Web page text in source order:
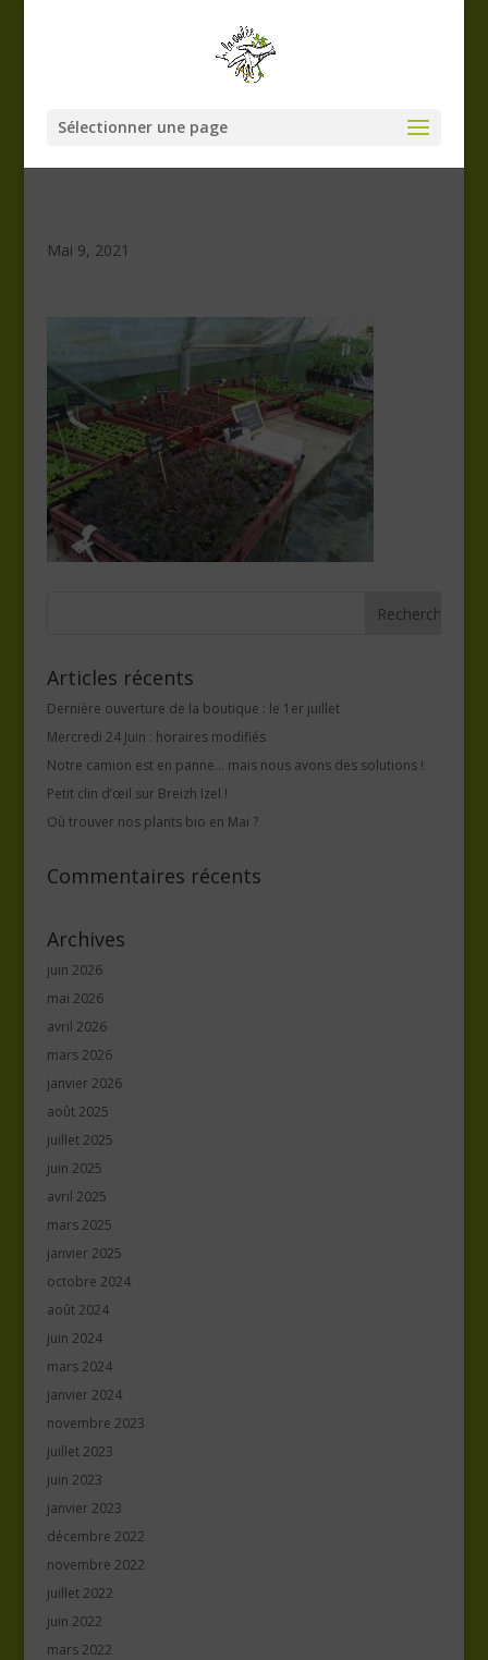
Sélectionner une page
Mai 9, 2021
Articles récents
Dernière ouverture de la boutique : le 1er juillet
Mercredi 24 Juin : horaires modifiés
Notre camion est en panne… mais nous avons des solutions !
Petit clin d’œil sur Breizh Izel !
Où trouver nos plants bio en Mai ?
Commentaires récents
Archives
juin 2026
mai 2026
avril 2026
mars 2026
janvier 2026
août 2025
juillet 2025
juin 2025
avril 2025
mars 2025
janvier 2025
octobre 2024
août 2024
juin 2024
mars 2024
janvier 2024
novembre 2023
juillet 2023
juin 2023
janvier 2023
décembre 2022
novembre 2022
juillet 2022
juin 2022
mars 2022